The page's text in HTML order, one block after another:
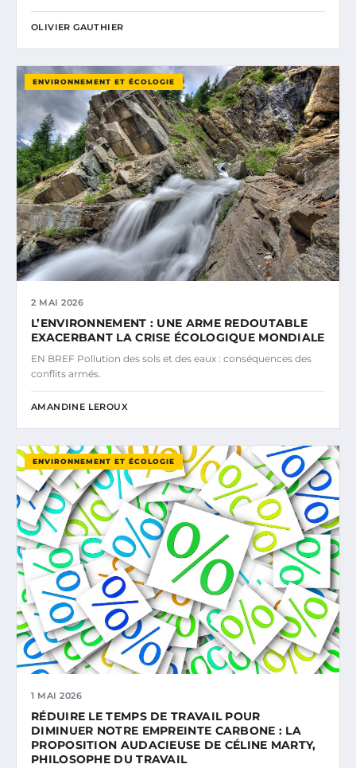
OLIVIER GAUTHIER
ENVIRONNEMENT ET ÉCOLOGIE
2 MAI 2026
L’ENVIRONNEMENT : UNE ARME REDOUTABLE
EXACERBANT LA CRISE ÉCOLOGIQUE MONDIALE
EN BREF Pollution des sols et des eaux : conséquences des
conflits armés.
AMANDINE LEROUX
ENVIRONNEMENT ET ÉCOLOGIE
1 MAI 2026
RÉDUIRE LE TEMPS DE TRAVAIL POUR
DIMINUER NOTRE EMPREINTE CARBONE : LA
PROPOSITION AUDACIEUSE DE CÉLINE MARTY,
PHILOSOPHE DU TRAVAIL